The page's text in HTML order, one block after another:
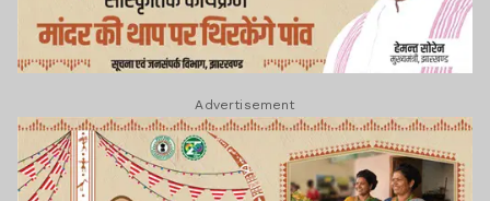
Advertisement